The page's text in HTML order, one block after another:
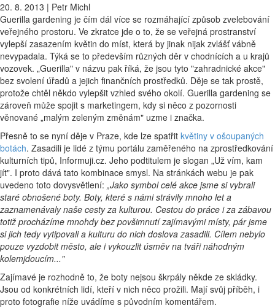
20. 8. 2013 | Petr Michl
Guerilla gardening je čím dál více se rozmáhající způsob zvelebování
veřejného prostoru. Ve zkratce jde o to, že se veřejná prostranství
vylepší zasazením květin do míst, která by jinak nijak zvlášť vábně
nevypadala. Týká se to především různých děr v chodnících a u krajů
vozovek. „Guerilla" v názvu pak říká, že jsou tyto "zahradnické akce"
bez svolení úřadů a jejich finančních prostředků. Děje se tak prostě,
protože chtěl někdo vylepšit vzhled svého okolí. Guerilla gardening se
zároveň může spojit s marketingem, kdy si něco z pozornosti
věnované „malým zeleným změnám" uzme i značka.
Přesně to se nyní děje v Praze, kde lze spatřit květiny v ošoupaných
botách. Zasadili je lidé z týmu portálu zaměřeného na zprostředkování
kulturních tipů, Informuji.cz. Jeho podtitulem je slogan „Už vím, kam
jít". I proto dává tato kombinace smysl. Na stránkách webu je pak
uvedeno toto dovysvětlení: „Jako symbol celé akce jsme si vybrali
staré obnošené boty. Boty, které s námi strávily mnoho let a
zaznamenávaly naše cesty za kulturou. Cestou do práce i za zábavou
totiž procházíme mnohdy bez povšimnutí zajímavými místy, pár jsme
si jich tedy vytipovali a kulturu do nich doslova zasadili. Cílem nebylo
pouze vyzdobit město, ale i vykouzlit úsměv na tváři náhodným
kolemjdoucím..."
Zajímavé je rozhodně to, že boty nejsou škrpály někde ze skládky.
Jsou od konkrétních lidí, kteří v nich něco prožili. Mají svůj příběh, i
proto fotografie níže uvádíme s původním komentářem.